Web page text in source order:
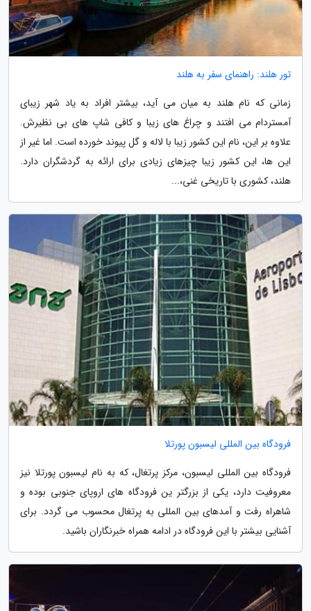
تور هلند: راهنمای سفر به هلند
زمانی که نام هلند به میان می آید، بیشتر افراد به یاد شهر زیبای
آمستردام می افتند و چراغ های زیبا و کافی شاپ های بی نظیرش.
علاوه بر این، نام این کشور زیبا با لاله و گل پیوند خورده است. اما غیر از
این ها، این کشور زیبا چیزهای زیادی برای ارائه به گردشگران دارد.
هلند، کشوری با تاریخی غنی،...
فرودگاه بین المللی لیسبون پورتلا
فرودگاه بین المللی لیسبون، مرکز پرتغال، که به نام لیسبون پورتلا نیز
معروفیت دارد، یکی از بزرگتر ین فرودگاه های اروپای جنوبی بوده و
شاهراه رفت و آمدهای بین المللی به پرتغال محسوب می گردد. برای
آشنایی بیشتر با این فرودگاه در ادامه همراه خبرنگاران باشید.